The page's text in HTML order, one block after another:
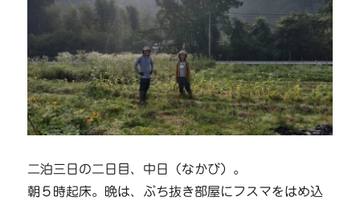
二泊三日の二日目、中日（なかび）。
朝５時起床。晩は、ぶち抜き部屋にフスマをはめ込